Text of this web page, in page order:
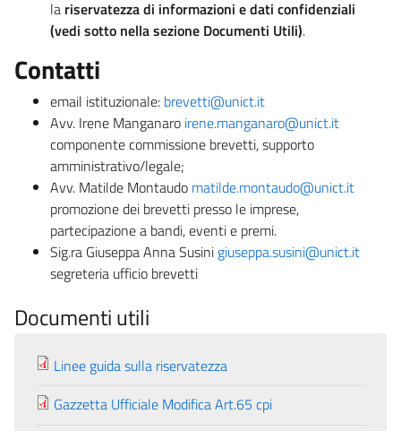
la riservatezza di informazioni e dati confidenziali
(vedi sotto nella sezione Documenti Utili).
Contatti
email istituzionale: brevetti@unict.it
Avv. Irene Manganaro irene.manganaro@unict.it
componente commissione brevetti, supporto
amministrativo/legale;
Avv. Matilde Montaudo matilde.montaudo@unict.it
promozione dei brevetti presso le imprese,
partecipazione a bandi, eventi e premi.
Sig.ra Giuseppa Anna Susini giuseppa.susini@unict.it
segreteria ufficio brevetti
Documenti utili
Linee guida sulla riservatezza
Gazzetta Ufficiale Modifica Art.65 cpi